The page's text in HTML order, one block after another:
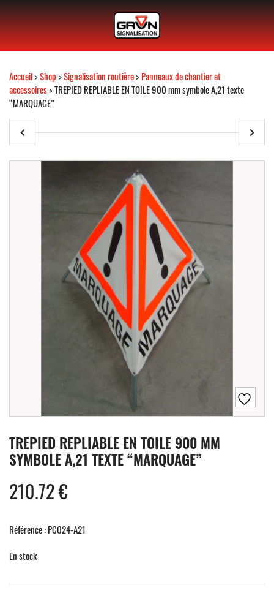
Accueil>Shop>Signalisation routière>Panneaux de chantier et
accessoires> TREPIED REPLIABLE EN TOILE 900 mm symbole A,21 texte
“MARQUAGE”
TREPIED REPLIABLE EN TOILE 900 MM
SYMBOLE A,21 TEXTE “MARQUAGE”
210.72€
Référence : PC024-A21
En stock